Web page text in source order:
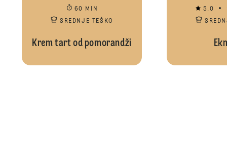
60 MIN
SREDNJE TEŠKO
Krem tart od pomorandži
5.0